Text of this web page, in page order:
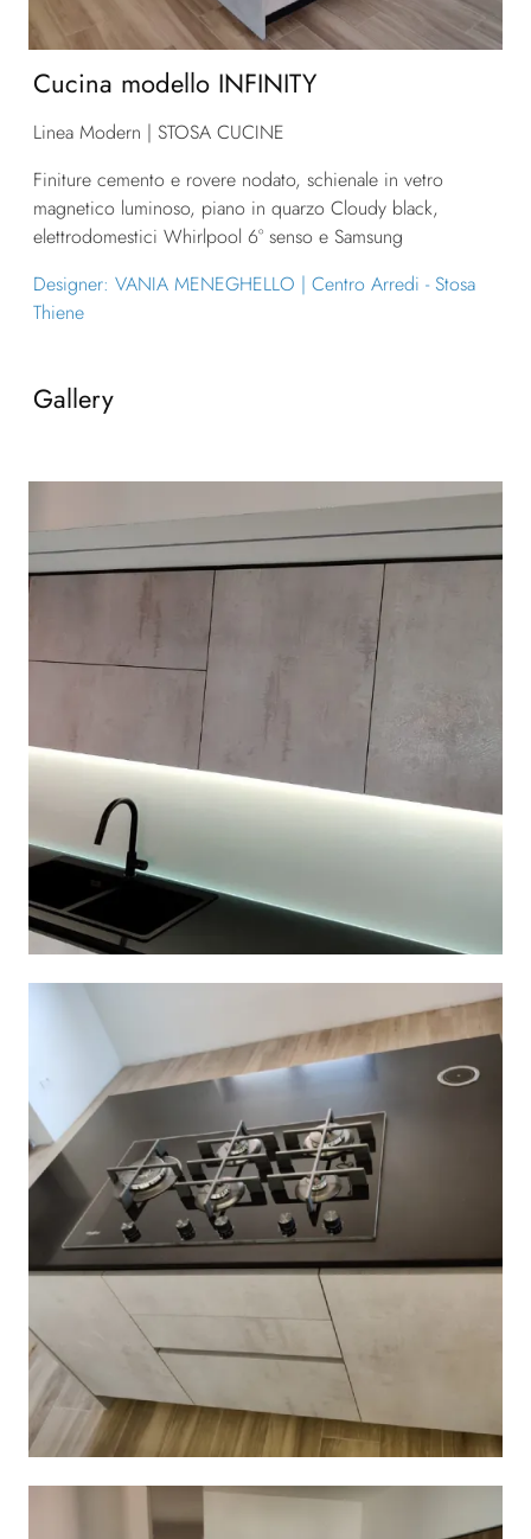
Cucina modello INFINITY
Linea Modern | STOSA CUCINE
Finiture cemento e rovere nodato, schienale in vetro
magnetico luminoso, piano in quarzo Cloudy black,
elettrodomestici Whirlpool 6° senso e Samsung
Designer: VANIA MENEGHELLO | Centro Arredi - Stosa
Thiene
Gallery